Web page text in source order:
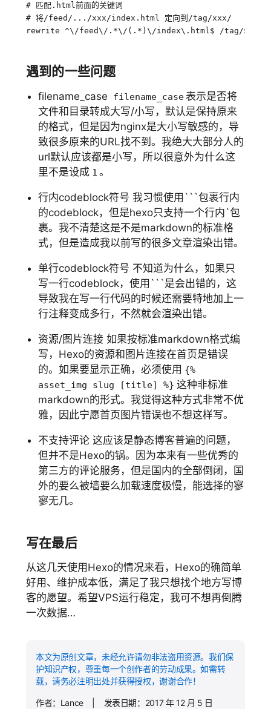
# 匹配.html前面的关键词
# 将/feed/.../xxx/index.html 定向到/tag/xxx/
rewrite ^\/feed\/.*\/(.*)\/index\.html$ /tag/$1
遇到的一些问题
filename_case filename_case 表示是否将
文件和目录转成大写/小写，默认是保持原来
的格式，但是因为nginx是大小写敏感的，导
致很多原来的URL找不到。我绝大大部分人的
url默认应该都是小写，所以很意外为什么这
里不是设成 1 。
行内codeblock符号 我习惯使用```包裹行内
的codeblock，但是hexo只支持一个行内`包
裹。我不清楚这是不是markdown的标准格
式，但是造成我以前写的很多文章渲染出错。
单行codeblock符号 不知道为什么，如果只
写一行codeblock，使用```是会出错的，这
导致我在写一行代码的时候还需要特地加上一
行注释变成多行，不然就会渲染出错。
资源/图片连接 如果按标准markdown格式编
写，Hexo的资源和图片连接在首页是错误
的。如果要显示正确，必须使用 {%
asset_img slug [title] %} 这种非标准
markdown的形式。我觉得这种方式非常不优
雅，因此宁愿首页图片错误也不想这样写。
不支持评论 这应该是静态博客普遍的问题，
但并不是Hexo的锅。因为本来有一些优秀的
第三方的评论服务，但是国内的全部倒闭，国
外的要么被墙要么加载速度极慢，能选择的寥
寥无几。
写在最后
从这几天使用Hexo的情况来看，Hexo的确简单
好用、维护成本低，满足了我只想找个地方写博
客的愿望。希望VPS运行稳定，我可不想再倒腾
一次数据…
本文为原创文章，未经允许请勿非法盗用资源。我们保
护知识产权，尊重每一个创作者的劳动成果。如需转
载，请务必注明出处并获得授权，谢谢合作！
作者：Lance | 发表日期：2017 年 12 月 5 日